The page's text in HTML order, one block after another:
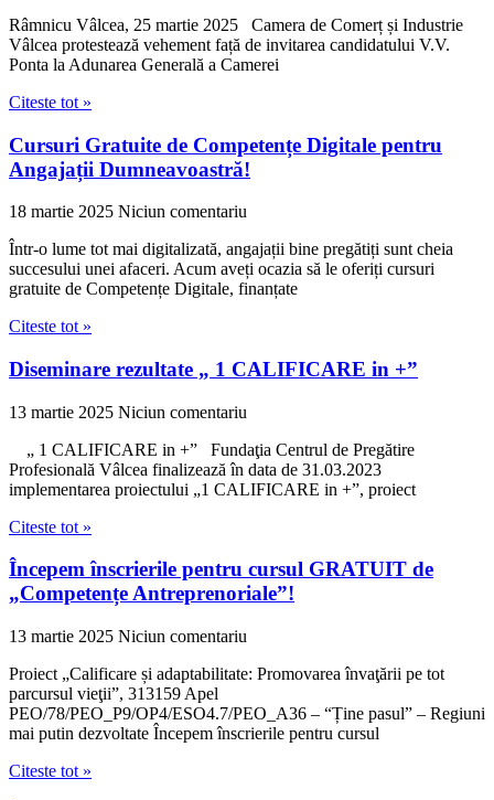
Râmnicu Vâlcea, 25 martie 2025 Camera de Comerț și Industrie
Vâlcea protestează vehement față de invitarea candidatului V.V.
Ponta la Adunarea Generală a Camerei
Citeste tot »
Cursuri Gratuite de Competențe Digitale pentru
Angajații Dumneavoastră!
18 martie 2025 Niciun comentariu
Într-o lume tot mai digitalizată, angajații bine pregătiți sunt cheia
succesului unei afaceri. Acum aveți ocazia să le oferiți cursuri
gratuite de Competențe Digitale, finanțate
Citeste tot »
Diseminare rezultate „ 1 CALIFICARE in +”
13 martie 2025 Niciun comentariu
„ 1 CALIFICARE in +” Fundaţia Centrul de Pregătire
Profesională Vâlcea finalizează în data de 31.03.2023
implementarea proiectului „1 CALIFICARE in +”, proiect
Citeste tot »
Începem înscrierile pentru cursul GRATUIT de
„Competențe Antreprenoriale”!
13 martie 2025 Niciun comentariu
Proiect „Calificare și adaptabilitate: Promovarea învaţării pe tot
parcursul vieţii”, 313159 Apel
PEO/78/PEO_P9/OP4/ESO4.7/PEO_A36 – “Ține pasul” – Regiuni
mai putin dezvoltate Începem înscrierile pentru cursul
Citeste tot »